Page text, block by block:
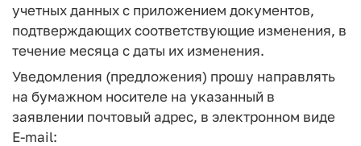
учетных данных с приложением документов,
подтверждающих соответствующие изменения, в
течение месяца с даты их изменения.
Уведомления (предложения) прошу направлять
на бумажном носителе на указанный в
заявлении почтовый адрес, в электронном виде
E-mail: